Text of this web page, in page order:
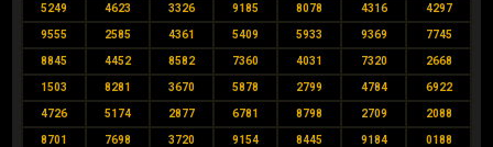
5249 4623 3326 9185 8078 4316 4297
9555 2585 4361 5409 5933 9369 7745
8845 4452 8582 7360 4031 7320 2668
1503 8281 3670 5878 2799 4784 6922
4726 5174 2877 6781 8798 2709 2088
8701 7698 3720 9154 8445 9184 0188